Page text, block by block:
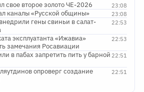
23:08
свое второе золото ЧЕ-2026
23:08
каналы «Русской общины»
22:53
гены свиньи в салат-
22:53
эксплуатанта «Ижавиа»
замечания Росавиации
22:51
в пабах запретить пить у барной
22:51
опроверг создание